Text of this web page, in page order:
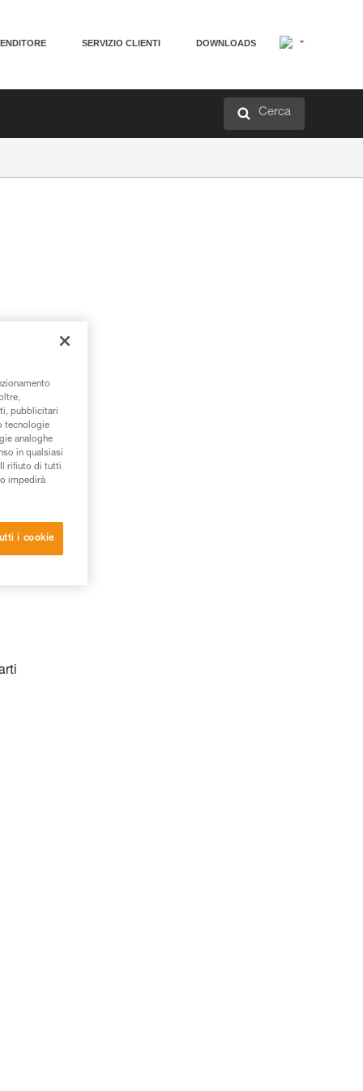
SERVIZIO CLIENTI DOWNLOADS
Cerca
pubblicitari
tecnologie
analoghe
in qualsiasi
rifiuto di tutti
impedirà
i cookie